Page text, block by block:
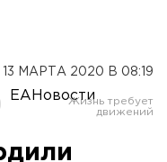
13 МАРТА 2020 В 08:19
ЕАНовости